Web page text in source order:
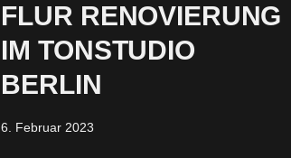
FLUR RENOVIERUNG
IM TONSTUDIO
BERLIN
6. Februar 2023